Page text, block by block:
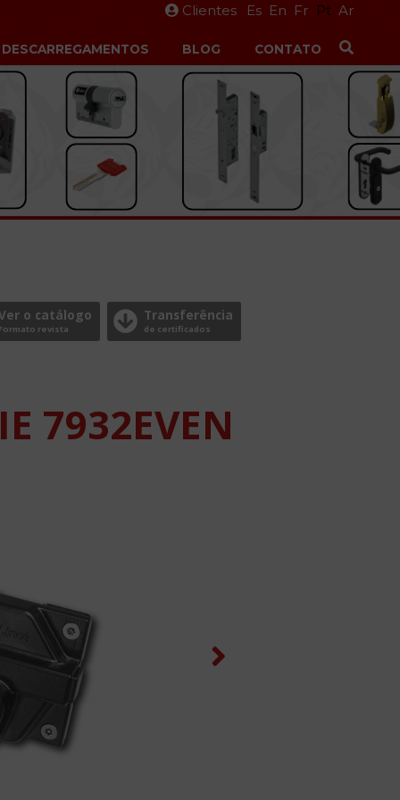
Clientes Es En Fr Pt Ar
DESCARREGAMENTOS BLOG CONTATO
o catálogo
Formato revista
Transferência
de certificados
7932EVEN